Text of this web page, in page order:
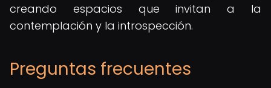
creando espacios que invitan a la
contemplación y la introspección.
Preguntas frecuentes